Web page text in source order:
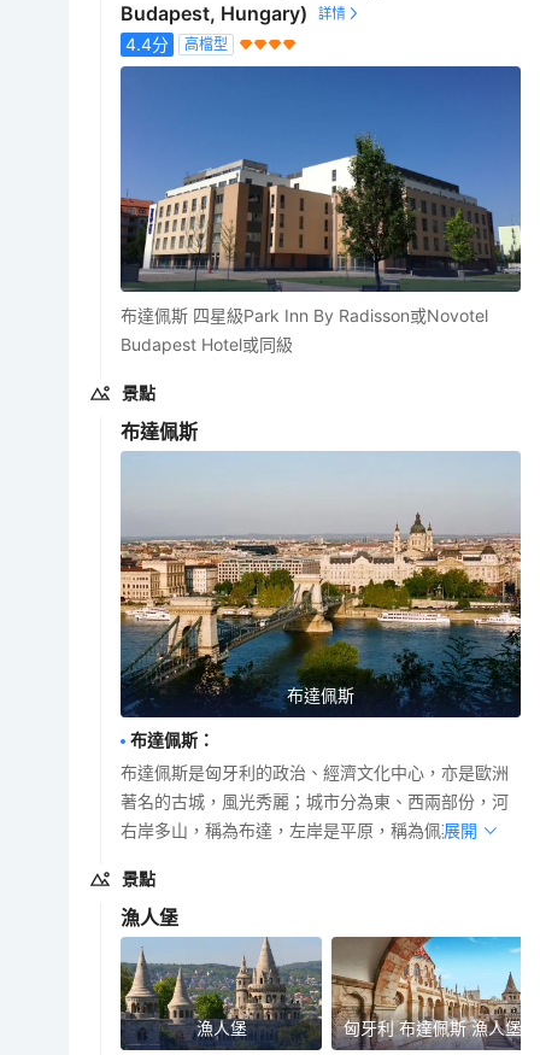
Budapest, Hungary)
4.4分 高檔型
布達佩斯 四星級Park Inn By Radisson或Novotel
Budapest Hotel或同級
景點
布達佩斯
布達佩斯
布達佩斯 ：
布達佩斯是匈牙利的政治、經濟文化中心，亦是歐洲
著名的古城，風光秀麗；城市分為東、西兩部份，河
右岸多山，稱為布達，左岸是平原，稱為佩斯。
展開
景點
漁人堡
漁人堡 匈牙利 布達佩斯 漁人堡